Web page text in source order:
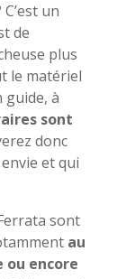
un
de
plus
le matériel
guide, à
sont
donc
et qui
sont
au
ou encore